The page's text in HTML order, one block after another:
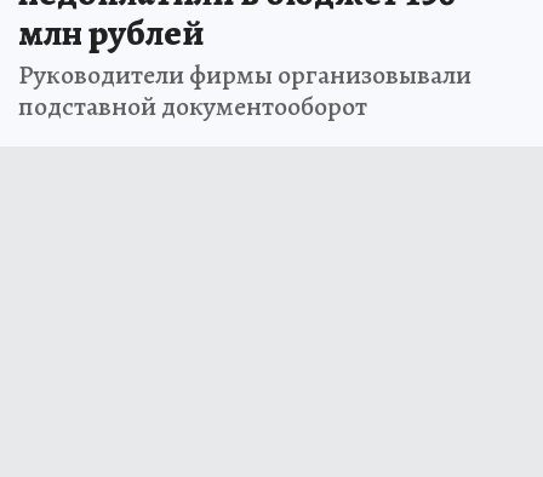
млн рублей
Руководители фирмы организовывали
подставной документооборот